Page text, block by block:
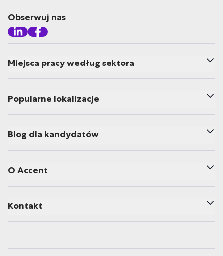
Obserwuj nas
Miejsca pracy według sektora
Popularne lokalizacje
Blog dla kandydatów
O Accent
Kontakt